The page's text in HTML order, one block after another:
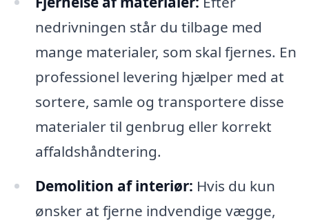
nedrivningen står du tilbage med
mange materialer, som skal fjernes. En
professionel levering hjælper med at
sortere, samle og transportere disse
materialer til genbrug eller korrekt
affaldshåndtering.
Demolition af interiør: Hvis du kun
ønsker at fjerne indvendige vægge,